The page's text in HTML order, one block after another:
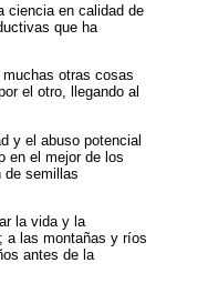
ciencia en calidad de
que ha
otras cosas
el otro, llegando al
y el abuso potencial
en el mejor de los
de semillas
la vida y la
a las montañas y ríos
antes de la